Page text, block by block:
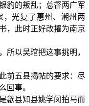
豹的叛乱；总督两广军
，光复了惠州、潮州两
，此时正好改擢为南京
所以吴琯把这事挑明，
前五县揭帖的要求：尽
回事。
歙县知县姚学闵拍马而